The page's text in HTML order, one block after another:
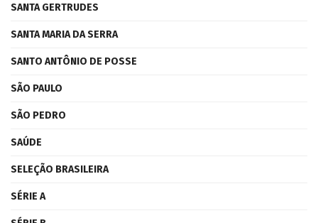
SANTA GERTRUDES
SANTA MARIA DA SERRA
SANTO ANTÔNIO DE POSSE
SÃO PAULO
SÃO PEDRO
SAÚDE
SELEÇÃO BRASILEIRA
SÉRIE A